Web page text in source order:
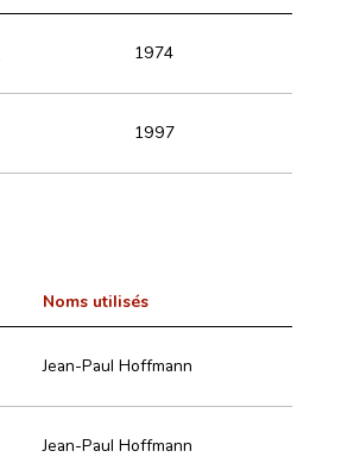
1974
1997
Noms utilisés
Jean-Paul Hoffmann
Jean-Paul Hoffmann